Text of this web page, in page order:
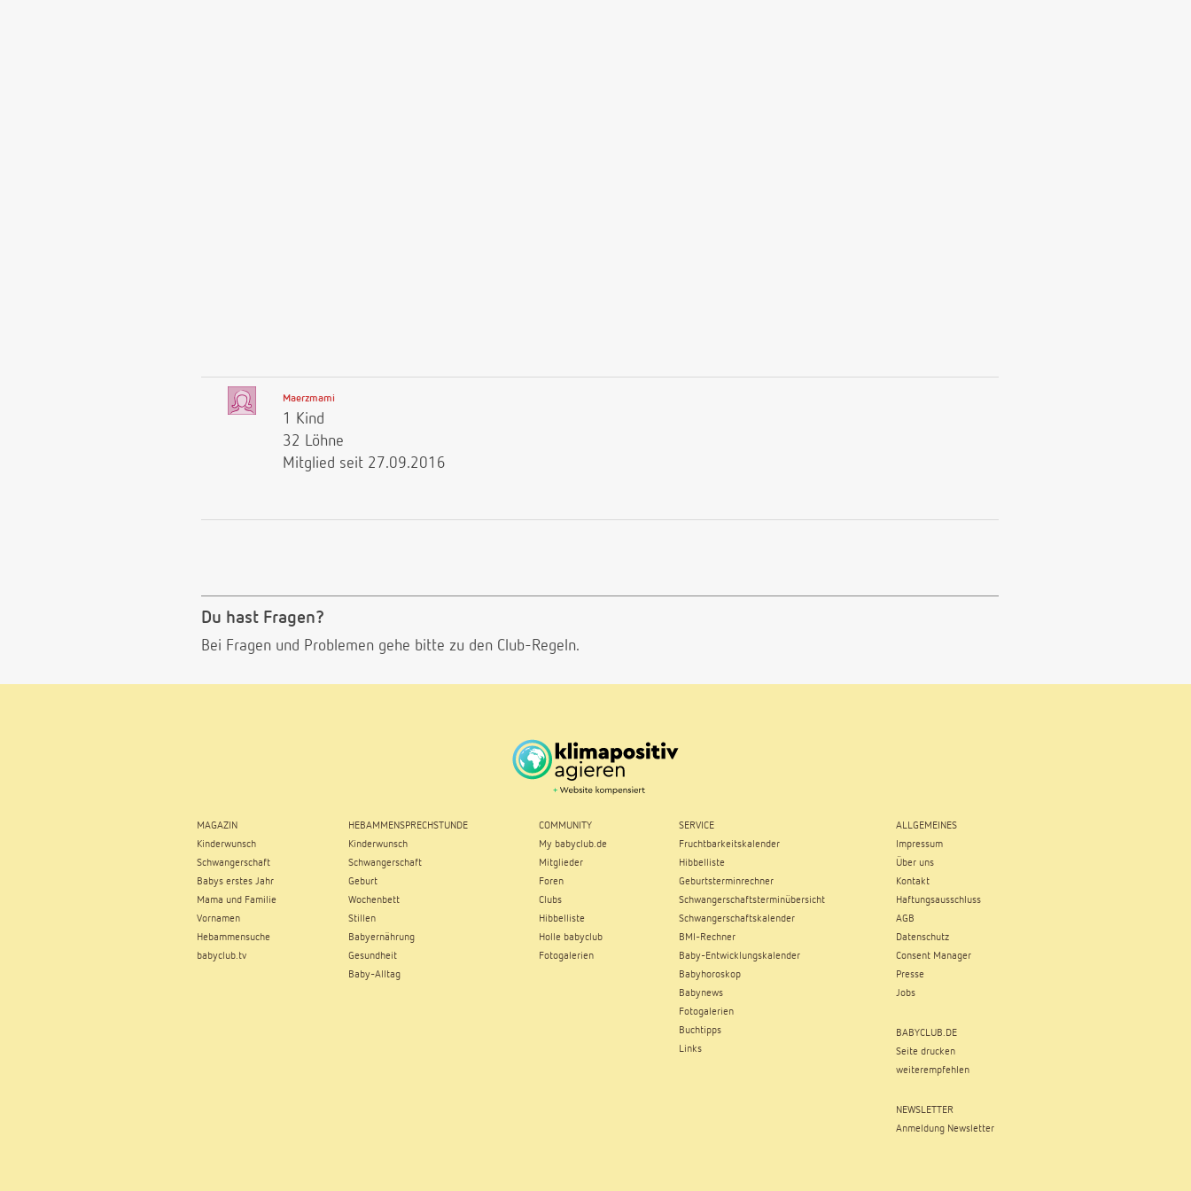
Maerzmami
1 Kind
32 Löhne
Mitglied seit 27.09.2016
Du hast Fragen?
Bei Fragen und Problemen gehe bitte zu den Club-Regeln.
MAGAZIN
Kinderwunsch
Schwangerschaft
Babys erstes Jahr
Mama und Familie
Vornamen
Hebammensuche
babyclub.tv
HEBAMMENSPRECHSTUNDE
Kinderwunsch
Schwangerschaft
Geburt
Wochenbett
Stillen
Babyernährung
Gesundheit
Baby-Alltag
COMMUNITY
My babyclub.de
Mitglieder
Foren
Clubs
Hibbelliste
Holle babyclub
Fotogalerien
SERVICE
Fruchtbarkeitskalender
Hibbelliste
Geburtsterminrechner
Schwangerschaftsterminübersicht
Schwangerschaftskalender
BMI-Rechner
Baby-Entwicklungskalender
Babyhoroskop
Babynews
Fotogalerien
Buchtipps
Links
ALLGEMEINES
Impressum
Über uns
Kontakt
Haftungsausschluss
AGB
Datenschutz
Consent Manager
Presse
Jobs
BABYCLUB.DE
Seite drucken
weiterempfehlen
NEWSLETTER
Anmeldung Newsletter